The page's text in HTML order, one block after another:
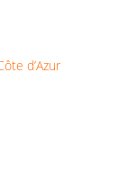
d’Azur